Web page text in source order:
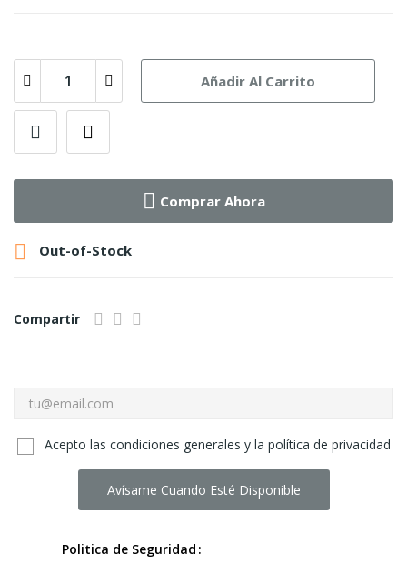
Añadir Al Carrito
Comprar Ahora
 Out-of-Stock
Compartir
Acepto las condiciones generales y la política de privacidad
Avísame Cuando Esté Disponible
Politica de Seguridad